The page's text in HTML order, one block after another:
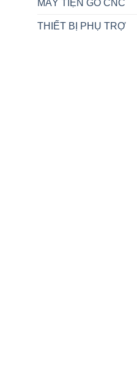
MÁY TIỆN GỖ CNC
THIẾT BỊ PHỤ TRỢ